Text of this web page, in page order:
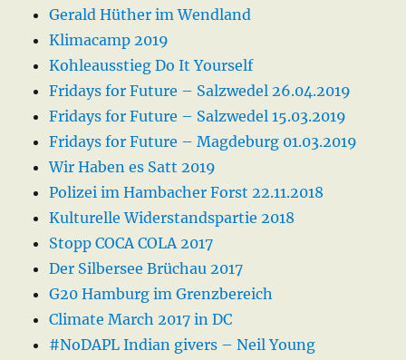
Gerald Hüther im Wendland
Klimacamp 2019
Kohleausstieg Do It Yourself
Fridays for Future – Salzwedel 26.04.2019
Fridays for Future – Salzwedel 15.03.2019
Fridays for Future – Magdeburg 01.03.2019
Wir Haben es Satt 2019
Polizei im Hambacher Forst 22.11.2018
Kulturelle Widerstandspartie 2018
Stopp COCA COLA 2017
Der Silbersee Brüchau 2017
G20 Hamburg im Grenzbereich
Climate March 2017 in DC
#NoDAPL Indian givers – Neil Young